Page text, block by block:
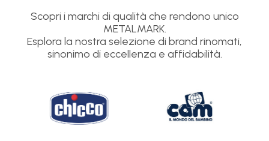
Scopri i marchi di qualità che rendono unico
METALMARK.
Esplora la nostra selezione di brand rinomati,
sinonimo di eccellenza e affidabilità.